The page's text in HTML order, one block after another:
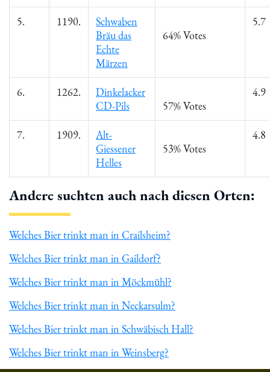
5. 1190.
Schwaben
Bräu das
Echte
Märzen
64% Votes
5.7
6. 1262.
Dinkelacker
CD-Pils
57% Votes
4.9
7. 1909.
Alt-
Giessener
Helles
53% Votes
4.8
Andere suchten auch nach diesen Orten:
Welches Bier trinkt man in Crailsheim?
Welches Bier trinkt man in Gaildorf?
Welches Bier trinkt man in Möckmühl?
Welches Bier trinkt man in Neckarsulm?
Welches Bier trinkt man in Schwäbisch Hall?
Welches Bier trinkt man in Weinsberg?